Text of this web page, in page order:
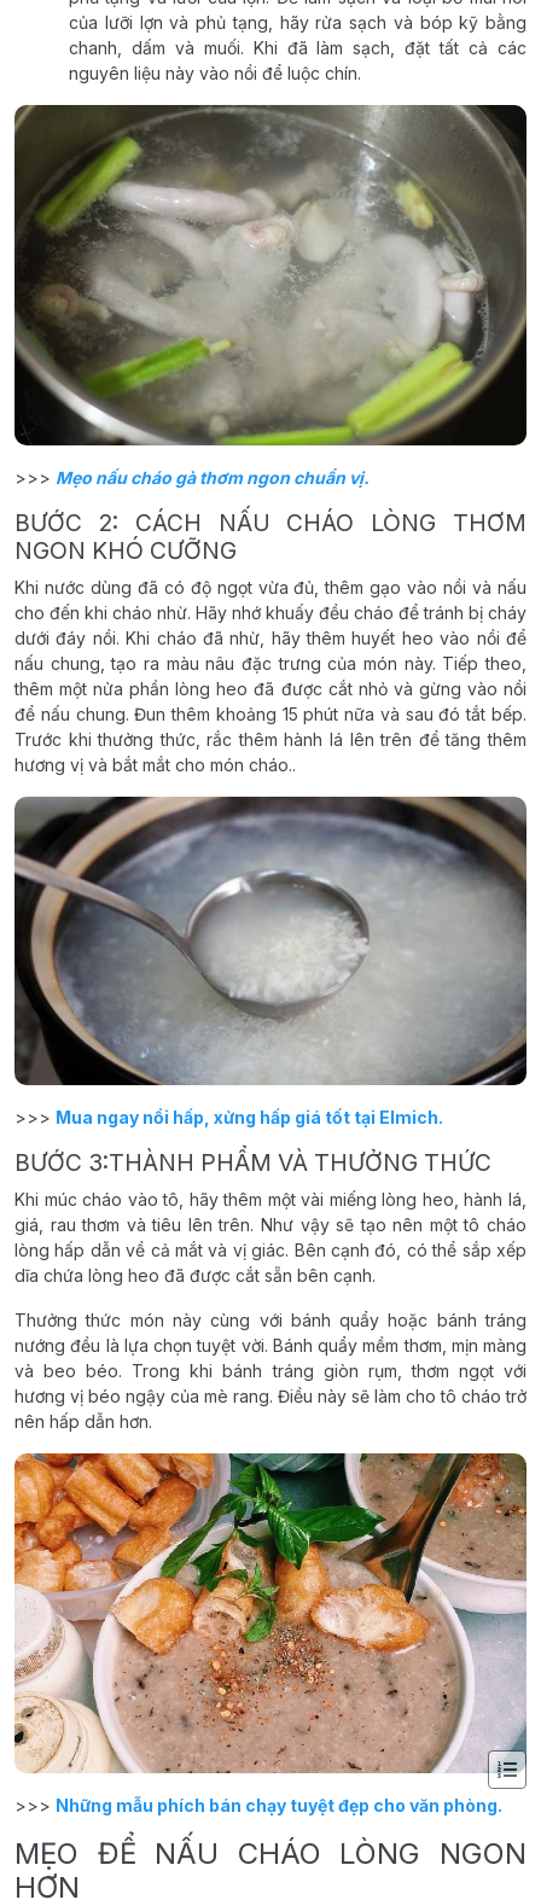
của lưỡi lợn và phủ tạng, hãy rửa sạch và bóp kỹ bằng
chanh, dấm và muối. Khi đã làm sạch, đặt tất cả các
nguyên liệu này vào nồi để luộc chín.
>>> Mẹo nấu cháo gà thơm ngon chuẩn vị.
BƯỚC 2: CÁCH NẤU CHÁO LÒNG THƠM
NGON KHÓ CƯỠNG
Khi nước dùng đã có độ ngọt vừa đủ, thêm gạo vào nồi và nấu
cho đến khi cháo nhừ. Hãy nhớ khuấy đều cháo để tránh bị cháy
dưới đáy nồi. Khi cháo đã nhừ, hãy thêm huyết heo vào nồi để
nấu chung, tạo ra màu nâu đặc trưng của món này. Tiếp theo,
thêm một nửa phần lòng heo đã được cắt nhỏ và gừng vào nồi
để nấu chung. Đun thêm khoảng 15 phút nữa và sau đó tắt bếp.
Trước khi thưởng thức, rắc thêm hành lá lên trên để tăng thêm
hương vị và bắt mắt cho món cháo..
>>> Mua ngay nồi hấp, xửng hấp giá tốt tại Elmich.
BƯỚC 3:THÀNH PHẨM VÀ THƯỞNG THỨC
Khi múc cháo vào tô, hãy thêm một vài miếng lòng heo, hành lá,
giá, rau thơm và tiêu lên trên. Như vậy sẽ tạo nên một tô cháo
lòng hấp dẫn về cả mắt và vị giác. Bên cạnh đó, có thể sắp xếp
dĩa chứa lòng heo đã được cắt sẵn bên cạnh.
Thưởng thức món này cùng với bánh quẩy hoặc bánh tráng
nướng đều là lựa chọn tuyệt vời. Bánh quẩy mềm thơm, mịn màng
và beo béo. Trong khi bánh tráng giòn rụm, thơm ngọt với
hương vị béo ngậy của mè rang. Điều này sẽ làm cho tô cháo trở
nên hấp dẫn hơn.
>>> Những mẫu phích bán chạy tuyệt đẹp cho văn phòng.
MẸO ĐỂ NẤU CHÁO LÒNG NGON
HƠN